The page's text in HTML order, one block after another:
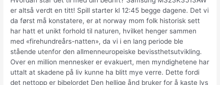
er altså verdt en titt! Spill starter kl 12:45 begge dagene. Det vi
da først må konstatere, er at norway mom folk historisk sett
har hatt et unikt forhold til naturen, hvilket henger sammen
med «firehundreårs-natten», da vi i en lang periode ble
stående utenfor den allmenneuropeiske bevissthetsutvikling.
Over en million mennesker er evakuert, men myndighetene har
uttalt at skadene på liv kunne ha blitt mye verre. Dette fordi
det nettopp er bibelordet Den hellige ånd bruker for å kaste lys